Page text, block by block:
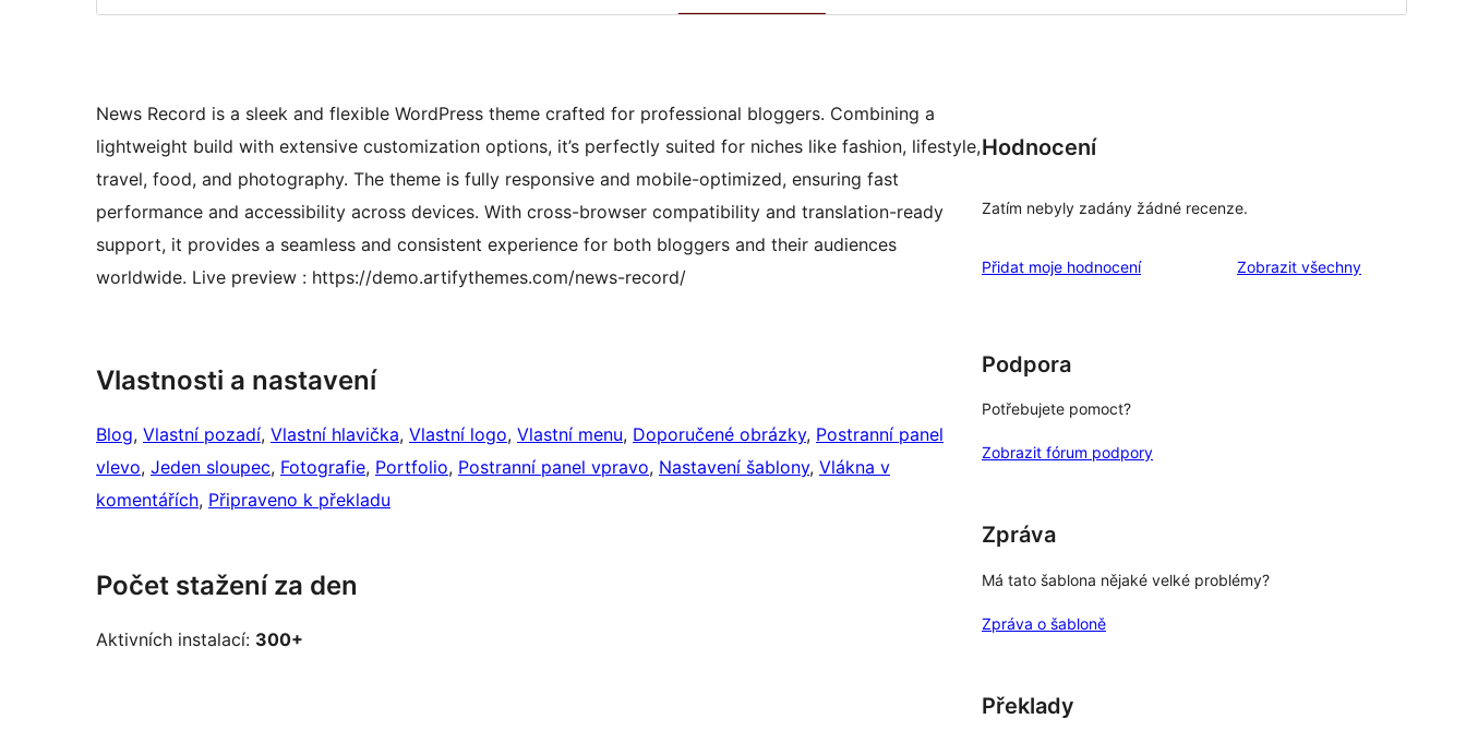
News Record is a sleek and flexible WordPress theme crafted for professional bloggers. Combining a
lightweight build with extensive customization options, it’s perfectly suited for niches like fashion, lifestyle,
travel, food, and photography. The theme is fully responsive and mobile-optimized, ensuring fast
performance and accessibility across devices. With cross-browser compatibility and translation-ready
support, it provides a seamless and consistent experience for both bloggers and their audiences
worldwide. Live preview : https://demo.artifythemes.com/news-record/
Vlastnosti a nastavení
Blog, Vlastní pozadí, Vlastní hlavička, Vlastní logo, Vlastní menu, Doporučené obrázky, Postranní panel
vlevo, Jeden sloupec, Fotografie, Portfolio, Postranní panel vpravo, Nastavení šablony, Vlákna v
komentářích, Připraveno k překladu
Počet stažení za den
Aktivních instalací: 300+
Hodnocení
Zatím nebyly zadány žádné recenze.
Přidat moje hodnocení Zobrazit všechnyrecenze
Podpora
Potřebujete pomoct?
Zobrazit fórum podpory
Zpráva
Má tato šablona nějaké velké problémy?
Zpráva o šabloně
Překlady